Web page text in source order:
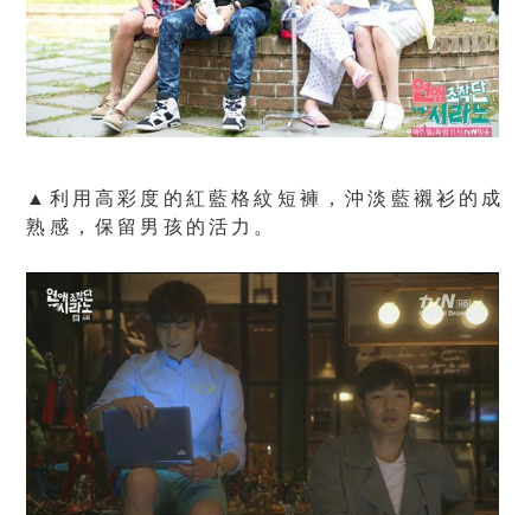
▲利用高彩度的紅藍格紋短褲，沖淡藍襯衫的成
熟感，保留男孩的活力。